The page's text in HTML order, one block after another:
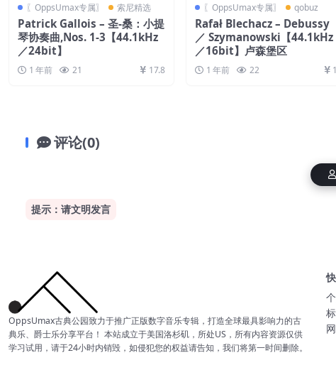
〖OppsUmax专属〗 索尼精选
Patrick Gallois – 圣-桑：小提
琴协奏曲,Nos. 1-3【44.1kHz
／24bit】
1 年前 21 17.8
〖OppsUmax专属〗 qobuz
Rafał Blechacz – Debussy
／ Szymanowski【44.1kHz
／16bit】卢森堡区
1 年前 22
评论(0)
提示：请文明发言
OppsUmax古典公园致力于推广正版数字音乐专辑，打造全球最具影响力的古
典乐、爵士乐分享平台！ 本站成立于美国洛杉矶，所处US，所有内容资源仅供
学习试用，请于24小时内销毁，如侵犯您的权益请告知，我们将第一时间删除。